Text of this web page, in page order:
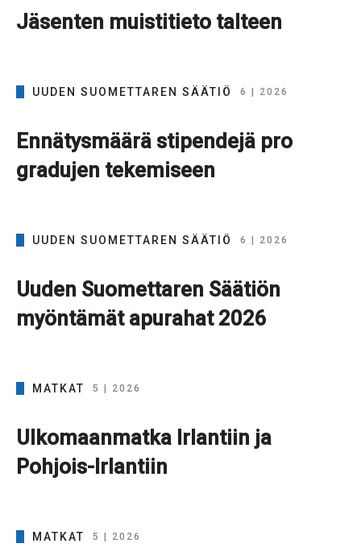
Jäsenten muistitieto talteen
UUDEN SUOMETTAREN SÄÄTIÖ 6 | 2026
Ennätysmäärä stipendejä pro
gradujen tekemiseen
UUDEN SUOMETTAREN SÄÄTIÖ 6 | 2026
Uuden Suomettaren Säätiön
myöntämät apurahat 2026
MATKAT 5 | 2026
Ulkomaanmatka Irlantiin ja
Pohjois-Irlantiin
MATKAT 5 | 2026